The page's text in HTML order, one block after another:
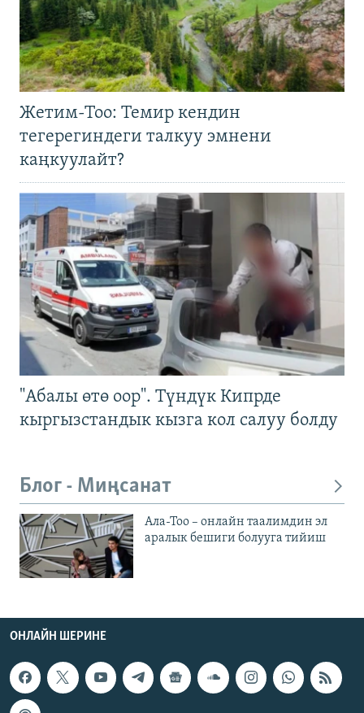
Жетим-Тоо: Темир кендин
тегерегиндеги талкуу эмнени
каңкуулайт?
"Абалы өтө оор". Түндүк Кипрде
кыргызстандык кызга кол салуу болду
Блог - Миңсанат
Ала-Тоо – онлайн таалимдин эл
аралык бешиги болууга тийиш
ОНЛАЙН ШЕРИНЕ